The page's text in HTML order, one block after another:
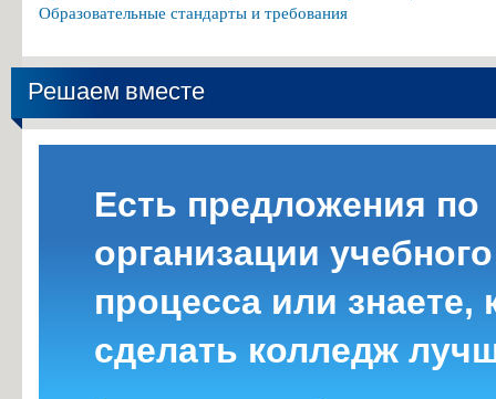
Образовательные стандарты и требования
Решаем вместе
Есть предложения по
организации учебного
процесса или знаете,
сделать колледж